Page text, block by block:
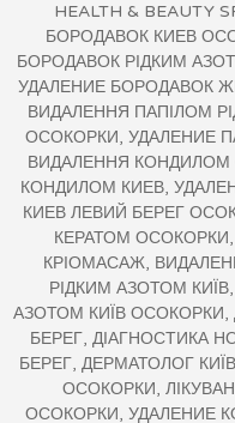
HEALTH & BEAUTY
БОРОДАВОК КИЕВ
БОРОДАВОК РІДКИМ
УДАЛЕНИЕ БОРОДАВОК
ВИДАЛЕННЯ ПАПІЛОМ
ОСОКОРКИ, УДАЛЕНИЕ
ВИДАЛЕННЯ КОНДИЛОМ
КОНДИЛОМ КИЕВ,
КИЕВ ЛЕВИЙ БЕРЕГ
КЕРАТОМ
КРІОМАСАЖ,
РІДКИМ АЗОТОМ
АЗОТОМ КИЇВ ОСОКОРКИ,
БЕРЕГ, ДІАГНОСТИКА
БЕРЕГ, ДЕРМАТОЛОГ
ОСОКОРКИ,
ОСОКОРКИ, УДАЛЕНИЕ